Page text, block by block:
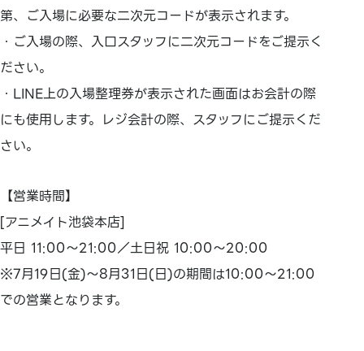
第、ご入場に必要な二次元コードが表示されます。
・ご入場の際、入口スタッフに二次元コードをご提示く
ださい。
・LINE上の入場整理券が表示された画面はお会計の際
にも使用します。レジ会計の際、スタッフにご提示くだ
さい。
【営業時間】
[アニメイト池袋本店]
平日 11:00～21:00／土日祝 10:00～20:00
※7月19日(金)～8月31日(日)の期間は10:00～21:00
での営業となります。